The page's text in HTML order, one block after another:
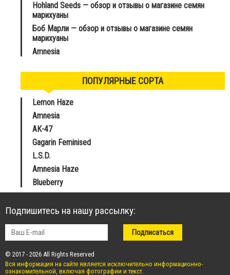
Hohland Seeds — обзор и отзывы о магазине семян
марихуаны
Боб Марли — обзор и отзывы о магазине семян
марихуаны
Amnesia
ПОПУЛЯРНЫЕ СОРТА
Lemon Haze
Amnesia
AK-47
Gagarin Feminised
L.S.D.
Amnesia Haze
Blueberry
Подпишитесь на нашу рассылку:
© 2017 - 2026 All Rights Reserved
Вся информация на сайте является исключительно информационно-
ознакомительной, включая фотографии и текст.